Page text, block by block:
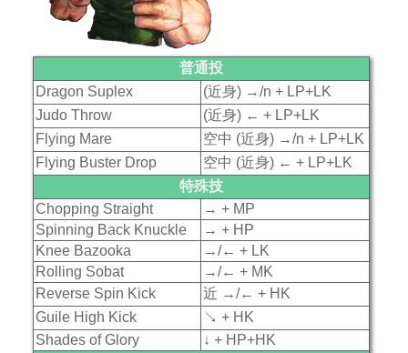
普通投
Dragon Suplex
(近身) →/n + LP+LK
Judo Throw
(近身) ← + LP+LK
Flying Mare
空中 (近身) →/n + LP+LK
Flying Buster Drop
空中 (近身) ← + LP+LK
特殊技
Chopping Straight
→ + MP
Spinning Back Knuckle
→ + HP
Knee Bazooka
→/← + LK
Rolling Sobat
→/← + MK
Reverse Spin Kick
近 →/← + HK
Guile High Kick
↘ + HK
Shades of Glory
↓ + HP+HK